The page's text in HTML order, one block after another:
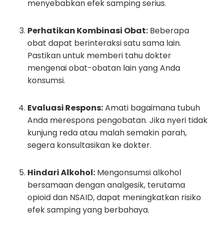
menyebabkan efek samping serius.
Perhatikan Kombinasi Obat: Beberapa
obat dapat berinteraksi satu sama lain.
Pastikan untuk memberi tahu dokter
mengenai obat-obatan lain yang Anda
konsumsi.
Evaluasi Respons:Amati bagaimana tubuh
Anda merespons pengobatan. Jika nyeri tidak
kunjung reda atau malah semakin parah,
segera konsultasikan ke dokter.
Hindari Alkohol: Mengonsumsi alkohol
bersamaan dengan analgesik, terutama
opioid dan NSAID, dapat meningkatkan risiko
efek samping yang berbahaya.